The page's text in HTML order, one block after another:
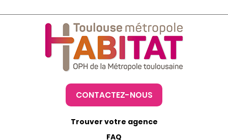
CONTACTEZ-NOUS
Trouver votre agence
FAQ